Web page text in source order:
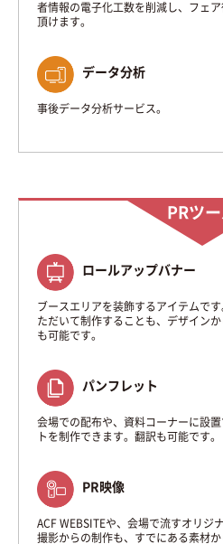
者情報の電子化工数を削減し、フェ
頂けます。
データ分析
事後データ分析サービス。
PRツ
ロールアップバナー
ブースエリアを装飾するアイテムで
ただいて制作することも、デザイン
も可能です。
パンフレット
会場での配布や、資料コーナーに設
トを制作できます。翻訳も可能です。
PR映像
ACF WEBSITEや、会場で流すオリジ
撮影からの制作も、すでにある素材か